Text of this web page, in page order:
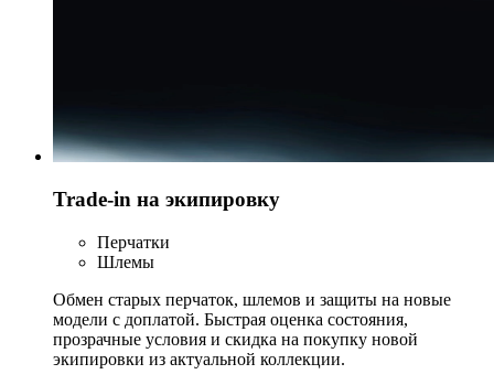
Trade-in на экипировку
Перчатки
Шлемы
Обмен старых перчаток, шлемов и защиты на новые
модели с доплатой. Быстрая оценка состояния,
прозрачные условия и скидка на покупку новой
экипировки из актуальной коллекции.